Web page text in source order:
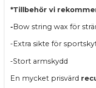
*Tillbehör vi
-Bow string wax för
- Extra sikte för
-Stort armskydd
En mycket prisvärd